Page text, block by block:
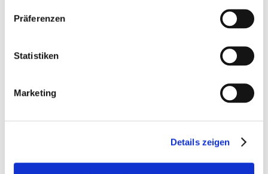
Präferenzen
Statistiken
Marketing
Details zeigen
Kind-